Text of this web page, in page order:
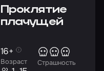
Проклятие
плачущей
Возраст
16+
Страшность